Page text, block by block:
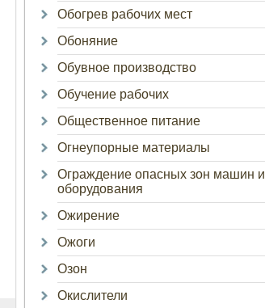
Обогрев рабочих мест
Обоняние
Обувное производство
Обучение рабочих
Общественное питание
Огнеупорные материалы
Ограждение опасных зон машин и
оборудования
Ожирение
Ожоги
Озон
Окислители